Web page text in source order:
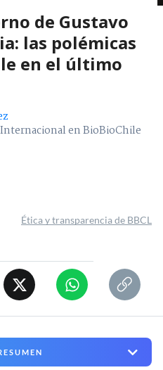
de Gustavo
las polémicas
en el último
en BioBioChile
Ética y transparencia de BBCL